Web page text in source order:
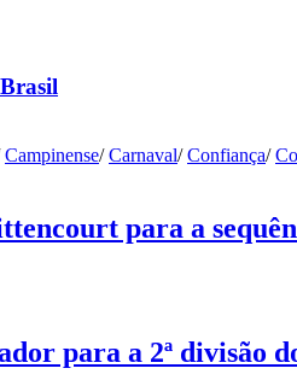
Campinense/ Carnaval/ Confiança/
para a
para a 2ª divisão